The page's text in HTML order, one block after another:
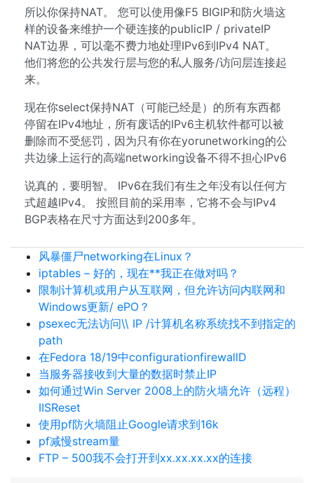
所以你保持NAT。 您可以使用像F5 BIGIP和防火墙这
样的设备来维护一个硬连接的publicIP / privateIP
NAT边界，可以毫不费力地处理IPv6到IPv4 NAT。
他们将您的公共发行层与您的私人服务/访问层连接起
来。
现在你select保持NAT（可能已经是）的所有东西都
停留在IPv4地址，所有废话的IPv6主机软件都可以被
删除而不受惩罚，因为只有你在yorunetworking的公
共边缘上运行的高端networking设备不得不担心IPv6
说真的，要明智。 IPv6在我们有生之年没有以任何方
式超越IPv4。 按照目前的采用率，它将不会与IPv4
BGP表格在尺寸方面达到200多年。
风暴僵尸networking在Linux？
iptables – 好的，现在**我正在做对吗？
限制计算机或用户从互联网，但允许访问内联网和
Windows更新/ ePO？
psexec无法访问\\ IP /计算机名称系统找不到指定的
path
在Fedora 18/19中configurationfirewallD
当服务器接收到大量的数据时禁止IP
如何通过Win Server 2008上的防火墙允许（远程）
IISReset
使用pf防火墙阻止Google请求到16k
pf减慢stream量
FTP – 500我不会打开到xx.xx.xx.xx的连接